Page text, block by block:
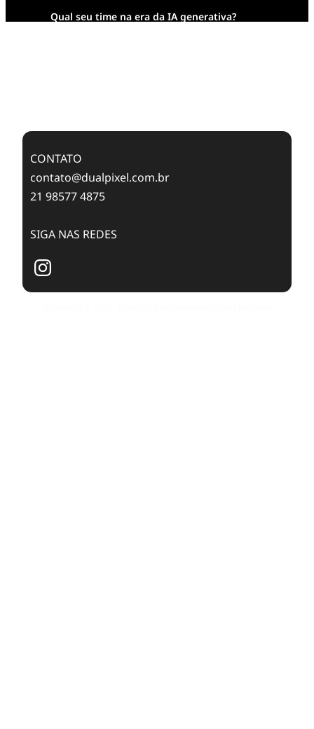
Qual seu time na era da IA generativa?
CONTATO
contato@dualpixel.com.br
21 98577 4875
SIGA NAS REDES